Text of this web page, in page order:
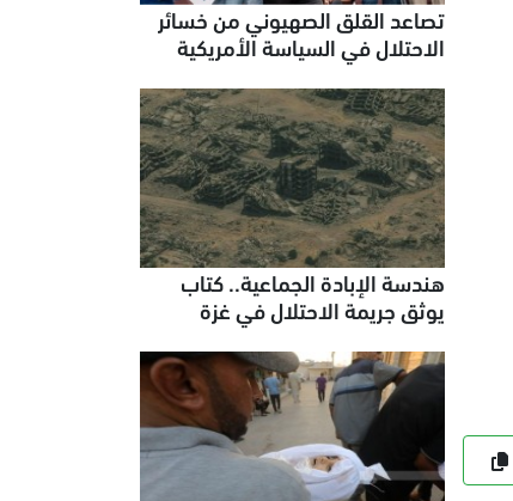
تصاعد القلق الصهيوني من خسائر
الاحتلال في السياسة الأمريكية
هندسة الإبادة الجماعية.. كتاب
يوثق جريمة الاحتلال في غزة